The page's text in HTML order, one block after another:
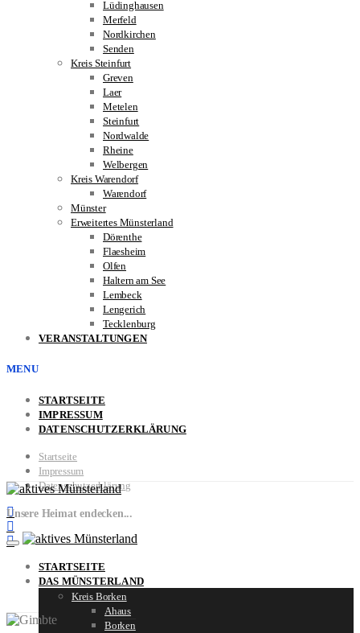
Lüdinghausen
Merfeld
Nordkirchen
Senden
Kreis Steinfurt
Greven
Laer
Metelen
Steinfurt
Nordwalde
Rheine
Welbergen
Kreis Warendorf
Warendorf
Münster
Erweitertes Münsterland
Dörenthe
Flaesheim
Olfen
Haltern am See
Lembeck
Lengerich
Tecklenburg
VERANSTALTUNGEN
MENU
STARTSEITE
IMPRESSUM
DATENSCHUTZERKLÄRUNG
Startseite
Impressum
Datenschutzerklärung
Unsere Heimat endecken...
STARTSEITE
DAS MÜNSTERLAND
Kreis Borken
Ahaus
Borken